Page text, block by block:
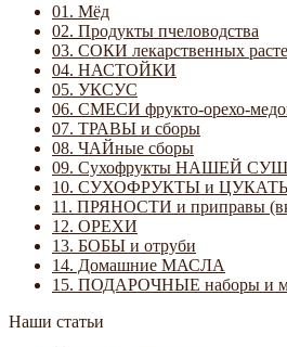
01. Мёд
02. Продукты пчеловодства
03. СОКИ лекарственных
04. НАСТОЙКИ
05. УКСУС
06. СМЕСИ фрукто-орехо-
07. ТРАВЫ и сборы
08. ЧАЙные сборы
09. Сухофрукты НАШЕЙ
10. СУХОФРУКТЫ и
11. ПРЯНОСТИ и приправы
12. ОРЕХИ
13. БОБЫ и отруби
14. Домашние МАСЛА
15. ПОДАРОЧНЫЕ наборы и
Наши статьи